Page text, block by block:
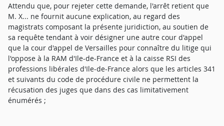
Attendu que, pour rejeter cette demande, l'arrêt retient que
M. X... ne fournit aucune explication, au regard des
magistrats composant la présente juridiction, au soutien de
sa requête tendant à voir désigner une autre cour d'appel
que la cour d'appel de Versailles pour connaître du litige qui
l'oppose à la RAM d'Ile-de-France et à la caisse RSI des
professions libérales d'Ile-de-France alors que les articles 341
et suivants du code de procédure civile ne permettent la
récusation des juges que dans des cas limitativement
énumérés ;